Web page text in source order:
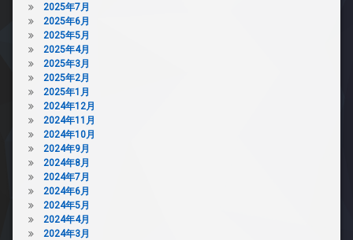
2025年7月
2025年6月
2025年5月
2025年4月
2025年3月
2025年2月
2025年1月
2024年12月
2024年11月
2024年10月
2024年9月
2024年8月
2024年7月
2024年6月
2024年5月
2024年4月
2024年3月